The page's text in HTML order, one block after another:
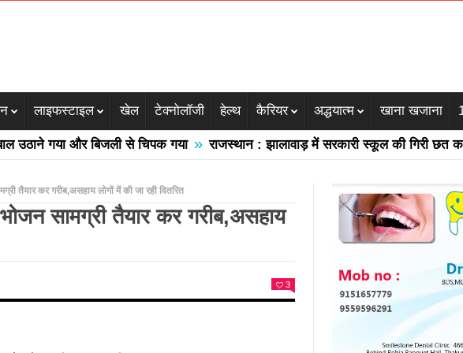
लाइफस्टाइल खेल टेक्नोलॉजी हेल्थ कैरियर अद्धयात्म खाना खजाना
गया और बिजली से चिपक गया » राजस्थान : झालावाड़ में सरकारी स्कूल की गिरी छत कई
तैयार कर गरीब,असहाय लोगों में की जा रही वितरित
सामग्री तैयार कर गरीब,असहाय
3